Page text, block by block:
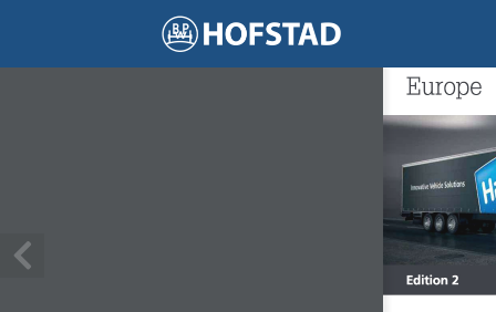
Edition 2
Europe